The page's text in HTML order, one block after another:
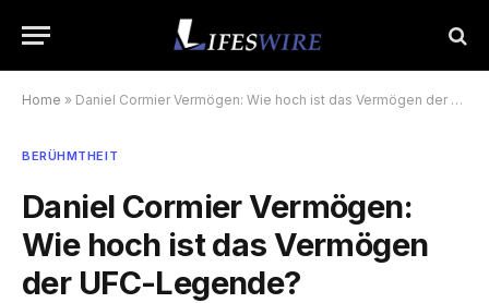
Home » Daniel Cormier Vermögen: Wie hoch ist das Vermögen der UFC-Legende?
BERÜHMTHEIT
Daniel Cormier Vermögen:
Wie hoch ist das Vermögen
der UFC-Legende?